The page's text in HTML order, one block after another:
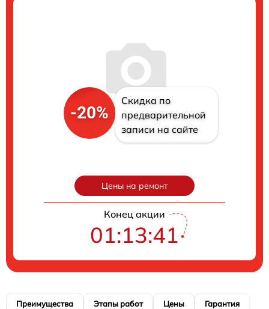
-20%
Скидка по
предварительной
записи на сайте
Цены на ремонт
Конец акции
01:13:40
Преимущества Этапы работ Цены Гарантия